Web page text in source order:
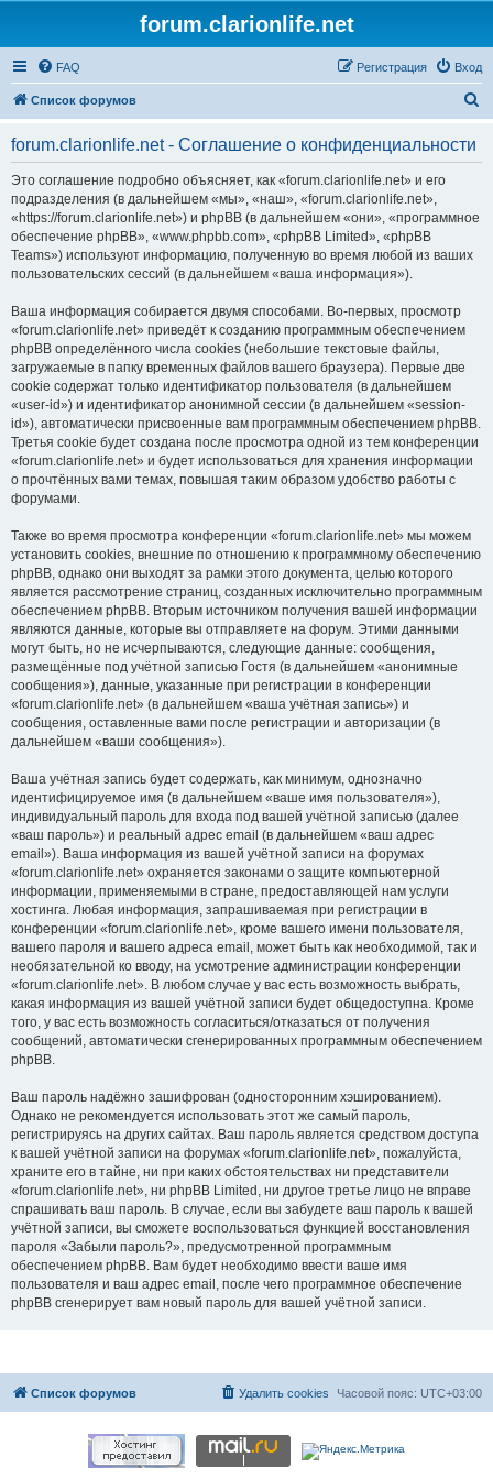
forum.clarionlife.net
FAQ Вход
Регистрация
Список форумов
forum.clarionlife.net - Соглашение о конфиденциальности
Это соглашение подробно объясняет, как «forum.clarionlife.net» и его
подразделения (в дальнейшем «мы», «наш», «forum.clarionlife.net»,
«https://forum.clarionlife.net») и phpBB (в дальнейшем «они», «программное
обеспечение phpBB», «www.phpbb.com», «phpBB Limited», «phpBB
Teams») используют информацию, полученную во время любой из ваших
пользовательских сессий (в дальнейшем «ваша информация»).
Ваша информация собирается двумя способами. Во-первых, просмотр
«forum.clarionlife.net» приведёт к созданию программным обеспечением
phpBB определённого числа cookies (небольшие текстовые файлы,
загружаемые в папку временных файлов вашего браузера). Первые две
cookie содержат только идентификатор пользователя (в дальнейшем
«user-id») и идентификатор анонимной сессии (в дальнейшем «session-
id»), автоматически присвоенные вам программным обеспечением phpBB.
Третья cookie будет создана после просмотра одной из тем конференции
«forum.clarionlife.net» и будет использоваться для хранения информации
о прочтённых вами темах, повышая таким образом удобство работы с
форумами.
Также во время просмотра конференции «forum.clarionlife.net» мы можем
установить cookies, внешние по отношению к программному обеспечению
phpBB, однако они выходят за рамки этого документа, целью которого
является рассмотрение страниц, созданных исключительно программным
обеспечением phpBB. Вторым источником получения вашей информации
являются данные, которые вы отправляете на форум. Этими данными
могут быть, но не исчерпываются, следующие данные: сообщения,
размещённые под учётной записью Гостя (в дальнейшем «анонимные
сообщения»), данные, указанные при регистрации в конференции
«forum.clarionlife.net» (в дальнейшем «ваша учётная запись») и
сообщения, оставленные вами после регистрации и авторизации (в
дальнейшем «ваши сообщения»).
Ваша учётная запись будет содержать, как минимум, однозначно
идентифицируемое имя (в дальнейшем «ваше имя пользователя»),
индивидуальный пароль для входа под вашей учётной записью (далее
«ваш пароль») и реальный адрес email (в дальнейшем «ваш адрес
email»). Ваша информация из вашей учётной записи на форумах
«forum.clarionlife.net» охраняется законами о защите компьютерной
информации, применяемыми в стране, предоставляющей нам услуги
хостинга. Любая информация, запрашиваемая при регистрации в
конференции «forum.clarionlife.net», кроме вашего имени пользователя,
вашего пароля и вашего адреса email, может быть как необходимой, так и
необязательной ко вводу, на усмотрение администрации конференции
«forum.clarionlife.net». В любом случае у вас есть возможность выбрать,
какая информация из вашей учётной записи будет общедоступна. Кроме
того, у вас есть возможность согласиться/отказаться от получения
сообщений, автоматически сгенерированных программным обеспечением
phpBB.
Ваш пароль надёжно зашифрован (односторонним хэшированием).
Однако не рекомендуется использовать этот же самый пароль,
регистрируясь на других сайтах. Ваш пароль является средством доступа
к вашей учётной записи на форумах «forum.clarionlife.net», пожалуйста,
храните его в тайне, ни при каких обстоятельствах ни представители
«forum.clarionlife.net», ни phpBB Limited, ни другое третье лицо не вправе
спрашивать ваш пароль. В случае, если вы забудете ваш пароль к вашей
учётной записи, вы сможете воспользоваться функцией восстановления
пароля «Забыли пароль?», предусмотренной программным
обеспечением phpBB. Вам будет необходимо ввести ваше имя
пользователя и ваш адрес email, после чего программное обеспечение
phpBB сгенерирует вам новый пароль для вашей учётной записи.
Список форумов Часовой пояс: UTC+03:00
Удалить cookies